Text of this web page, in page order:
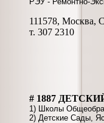
111578, Москва,
т. 307 2310
# 1887
1) Школы
2) Детские Сады,